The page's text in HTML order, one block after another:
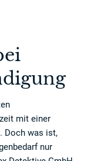
mit einer
Doch was ist,
nur